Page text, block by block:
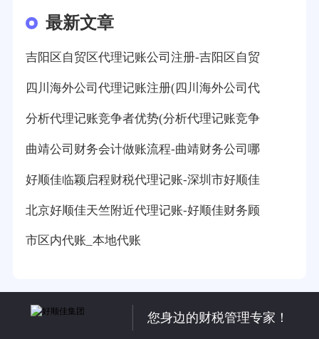
最新文章
吉阳区自贸区代理记账公司注册-吉阳区自贸
四川海外公司代理记账注册(四川海外公司代
分析代理记账竞争者优势(分析代理记账竞争
曲靖公司财务会计做账流程-曲靖财务公司哪
好顺佳临颖启程财税代理记账-深圳市好顺佳
北京好顺佳天竺附近代理记账-好顺佳财务顾
市区内代账_本地代账
您身边的财税管理专家！